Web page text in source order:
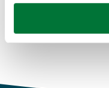
para buscar
Obtenga más